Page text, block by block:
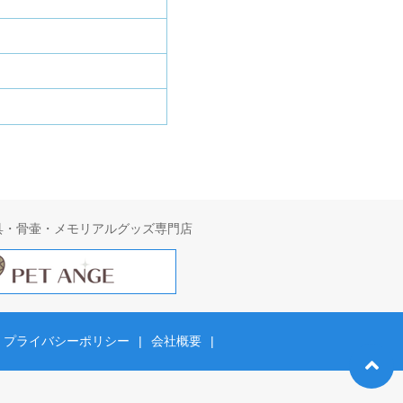
骨壷・メモリアルグッズ専門店
プライバシーポリシー | 会社概要 |